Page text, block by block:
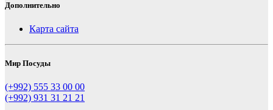
Дополнительно
Карта сайта
Мир Посуды
(+992) 555 33 00 00
(+992) 931 31 21 21